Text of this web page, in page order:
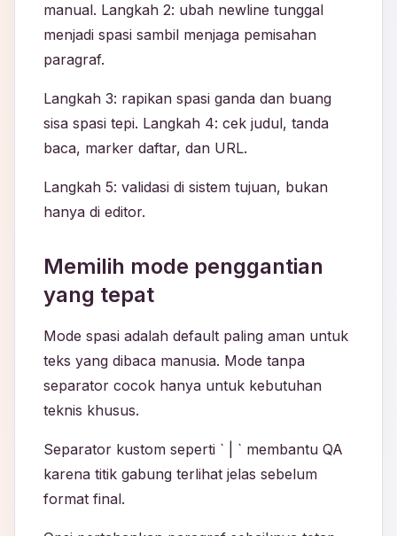
manual. Langkah 2: ubah newline tunggal
menjadi spasi sambil menjaga pemisahan
paragraf.
Langkah 3: rapikan spasi ganda dan buang
sisa spasi tepi. Langkah 4: cek judul, tanda
baca, marker daftar, dan URL.
Langkah 5: validasi di sistem tujuan, bukan
hanya di editor.
Memilih mode penggantian
yang tepat
Mode spasi adalah default paling aman untuk
teks yang dibaca manusia. Mode tanpa
separator cocok hanya untuk kebutuhan
teknis khusus.
Separator kustom seperti ` | ` membantu QA
karena titik gabung terlihat jelas sebelum
format final.